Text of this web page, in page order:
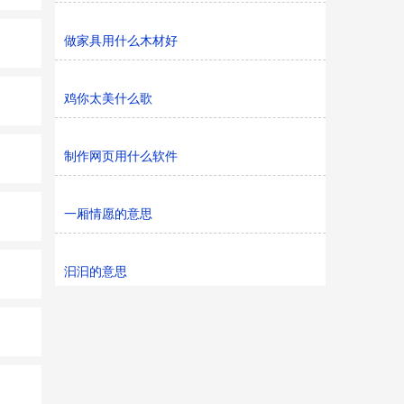
做家具用什么木材好
鸡你太美什么歌
制作网页用什么软件
一厢情愿的意思
汩汩的意思